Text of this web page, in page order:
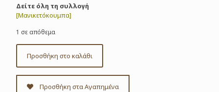
Δείτε όλη τη συλλογή
[Μανικετόκουμπα]
1 σε απόθεμα
Προσθήκη στο καλάθι
Προσθήκη στα Αγαπημένα